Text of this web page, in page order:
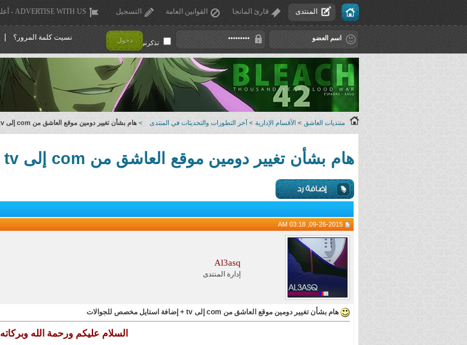
المنتدى قارئ المانجا القوانين العامة التسجيل ADVERTISE WITH US - أعلن لدينا
تذكرني ! دخول نسيت كلمة المرور؟
منتديات العاشق > الأقسام الإدارية > آخر التطورات والتحديثات في المنتدى > هام بشأن تغيير دومين موقع العاشق من com إلى tv + إضافة استايل مخصص للجوالات
هام بشأن تغيير دومين موقع العاشق من com إلى tv + إضافة استايل مخصص للجوالات
Al3asq
إدارة المنتدى
هام بشأن تغيير دومين موقع العاشق من com إلى tv + إضافة استايل مخصص للجوالات
السلام عليكم ورحمة الله وبركاته